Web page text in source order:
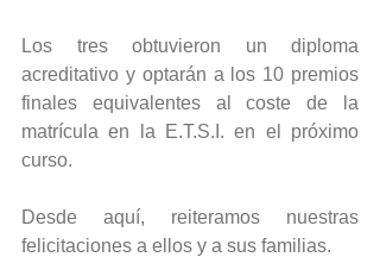
Los tres obtuvieron un diploma
acreditativo y optarán a los 10 premios
finales equivalentes al coste de la
matrícula en la E.T.S.I. en el próximo
curso.
Desde aquí, reiteramos nuestras
felicitaciones a ellos y a sus familias.